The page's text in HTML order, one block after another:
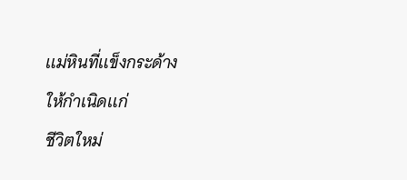
แม่หินที่แข็งกระด้าง
ให้กำเนิดแก่
ชีวิตใหม่